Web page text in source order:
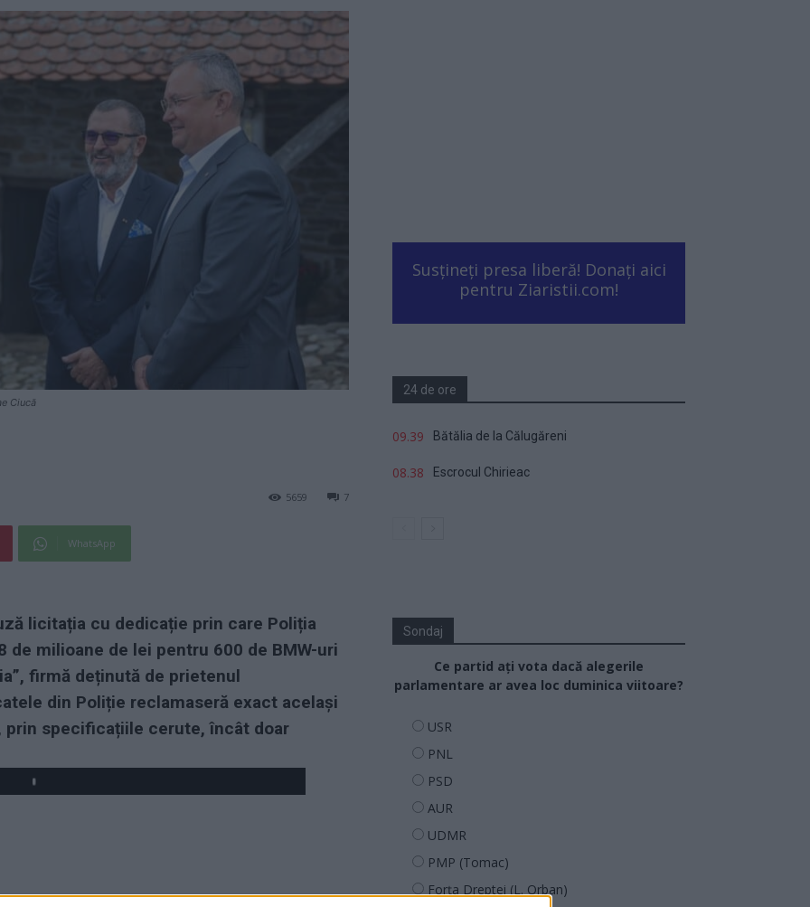
Ciucă
7
5659
WhatsApp
licitația cu dedicație prin care Poliția
de milioane de lei pentru 600 de BMW-uri
firmă deținută de prietenul
din Poliție reclamaseră exact același
specificațiile cerute, încât doar
Play
Susțineți presa liberă! Donați aici
pentru Ziaristii.com!
24 de ore
09.39 Bătălia de la Călugăreni
08.38 Escrocul Chirieac
Sondaj
Ce partid ați vota dacă alegerile
parlamentare ar avea loc duminica viitoare?
USR
PNL
PSD
AUR
UDMR
PMP (Tomac)
Forța Dreptei (L. Orban)